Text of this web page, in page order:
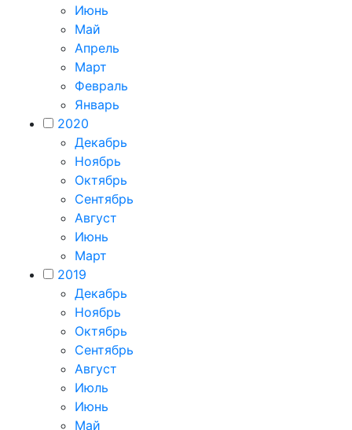
Июнь
Май
Апрель
Март
Февраль
Январь
2020
Декабрь
Ноябрь
Октябрь
Сентябрь
Август
Июнь
Март
2019
Декабрь
Ноябрь
Октябрь
Сентябрь
Август
Июль
Июнь
Май